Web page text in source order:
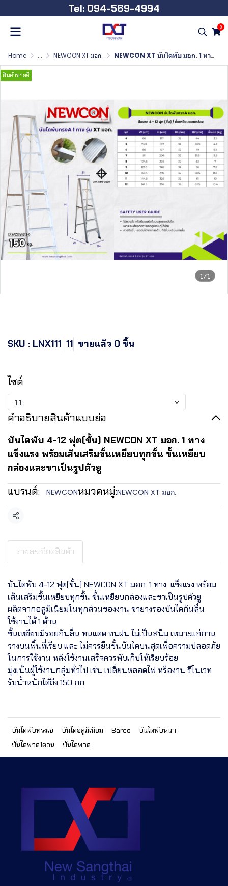
Tel: 094-569-4994
0
Home ... NEWCON XT มอก. NEWCON XT บันไดพับ มอก. 1 ทาง ขนาด 11 ฟุต
1/1
สินค้าขายดี
SKU : LNX111 11 ขายแล้ว 0 ชิ้น
ไซต์
11
คำอธิบายสินค้าแบบย่อ
บันไดพับ 4-12 ฟุต(ขั้น) NEWCON XT มอก. 1 ทาง
แข็งแรง พร้อมเส้นเสริมขั้นเหยียบทุกขั้น ขั้นเหยียบ
กล่องและขาเป็นรูปตัวยู
แบรนด์: NEWCONหมวดหมู่:NEWCON XT มอก.
แชร์
รายละเอียดสินค้า
บันไดพับ 4-12 ฟุต(ขั้น) NEWCON XT มอก. 1 ทาง แข็งแรง พร้อม
เส้นเสริมขั้นเหยียบทุกขั้น ขั้นเหยียบกล่องและขาเป็นรูปตัวยู
ผลิตจากอลูมิเนียมในทุกส่วนของงาน ขายางรองบันไดกันลื่น
ใช้งานได้ 1 ด้าน
ขั้นเหยียบมีรอยกันลื่น ทนแดด ทนฝน ไม่เป็นสนิม เหมาะแก่กาน
วางบนพื้นที่เรียบ และ ไม่ควรยืนขั้นบันไดบนสุดเพื่อความปลอดภัย
ในการใช้งาน หลังใช้งานเสร็จควรพับเก็บให้เรียบร้อย
มุ่งเน้นผู้ใช้งานกลุ่มทั่วไป เช่น เปลี่ยนหลอดไฟ หรืองาน รีโนเวท
รับน้ำหนักได้ถึง 150 กก.
บันไดพับทรงเอ บันไดอลูมิเนียม Barco
บันไดพับหนา
บันไดพาด1ตอน
บันไดพาด